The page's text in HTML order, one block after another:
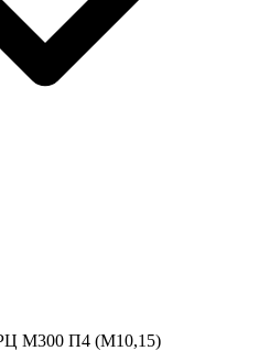
М300 П4 (М10,15)